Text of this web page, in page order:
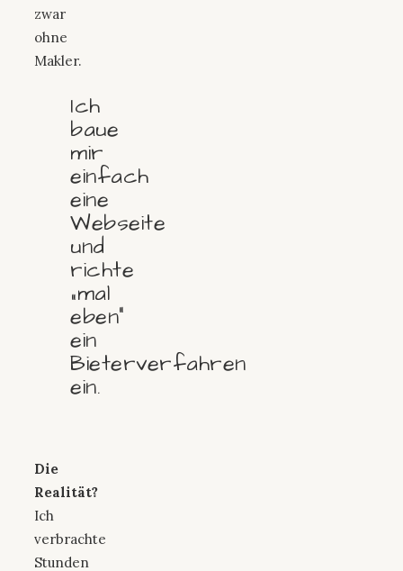
zwar
ohne
Makler.
Ich
baue
mir
einfach
eine
Webseite
und
richte
„mal
eben“
ein
Bieterverfahren
ein.
Die
Realität?
Ich
verbrachte
Stunden